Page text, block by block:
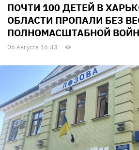
ПОЧТИ 100 ДЕТЕЙ В
ОБЛАСТИ ПРОПАЛИ БЕЗ
ПОЛНОМАСШТАБНОЙ
06 Августа 16:43